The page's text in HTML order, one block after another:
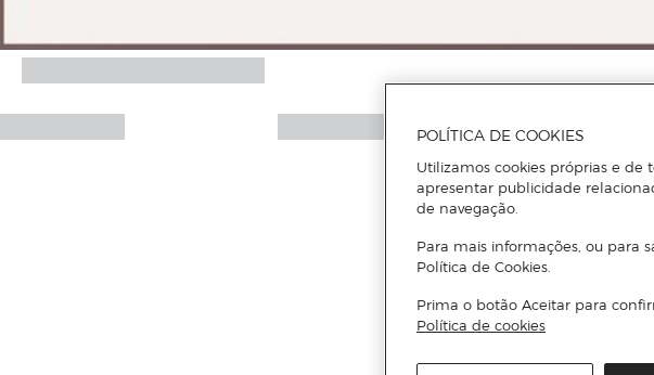
POLÍTICA DE COOKIES
Utilizamos cookies próprias e de
apresentar publicidade
de navegação.
Para mais informações, ou para
Política de Cookies.
Prima o botão Aceitar para
Política de cookies